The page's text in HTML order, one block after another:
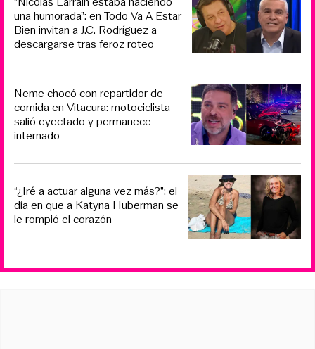
una humorada”: en Todo Va A Estar
Bien invitan a J.C. Rodríguez a
descargarse tras feroz roteo
Neme chocó con repartidor de
comida en Vitacura: motociclista
salió eyectado y permanece
internado
“¿Iré a actuar alguna vez más?”: el
día en que a Katyna Huberman se
le rompió el corazón